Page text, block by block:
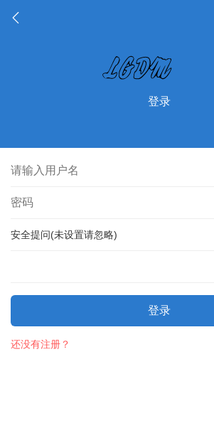
登录
安全提问(未设置请忽略)
登录
还没有注册？